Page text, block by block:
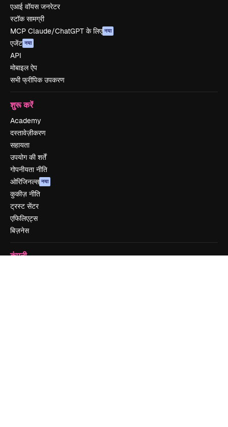
एआई वॉयस जनरेटर
स्टॉक सामग्री
MCP Claude/ChatGPT के लिए नया
एजेंट नया
API
मोबाइल ऐप
सभी फ्रीपिक उपकरण
शुरू करें
Academy
दस्तावेज़ीकरण
सहायता
उपयोग की शर्तें
गोपनीयता नीति
ओरिजिनल्स नया
कुकीज़ नीति
ट्रस्ट सेंटर
एफिलिएट्स
बिज़नेस
कंपनी